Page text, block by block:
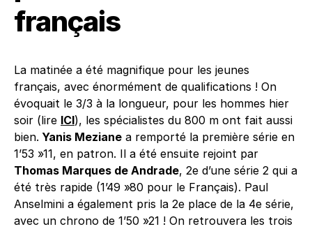
français
La matinée a été magnifique pour les jeunes
français, avec énormément de qualifications ! On
évoquait le 3/3 à la longueur, pour les hommes hier
soir (lire ICI), les spécialistes du 800 m ont fait aussi
bien. Yanis Meziane a remporté la première série en
1’53 »11, en patron. Il a été ensuite rejoint par
Thomas Marques de Andrade, 2e d’une série 2 qui a
été très rapide (1’49 »80 pour le Français). Paul
Anselmini a également pris la 2e place de la 4e série,
avec un chrono de 1’50 »21 ! On retrouvera les trois